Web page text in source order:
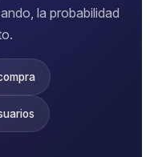
la probabilidad